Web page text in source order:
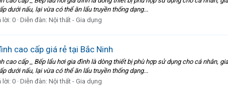
dưới nấu, lại vừa có thể ăn lẩu truyền thống dạng...
lời: 0 Diễn đàn: Nội thất - Gia dụng
cao cấp giá rẻ tại Bắc Ninh
cao cấp _ Bếp lẩu hơi gia đình là dòng thiết bị phù hợp sử dụng cho cá nhân,
dưới nấu, lại vừa có thể ăn lẩu truyền thống dạng...
lời: 0 Diễn đàn: Nội thất - Gia dụng